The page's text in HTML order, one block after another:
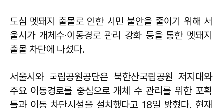
도심 멧돼지 출몰로 인한 시민 불안을 줄이기 위해 서
울시가 개체수·이동경로 관리 강화 등을 통한 멧돼지
출몰 차단에 나섰다.
서울시와 국립공원공단은 북한산국립공원 저지대와
주요 이동경로를 중심으로 개체 수 관리를 위한 포획
틀과 이동 차단시설을 설치했다고 18일 밝혔다. 현재